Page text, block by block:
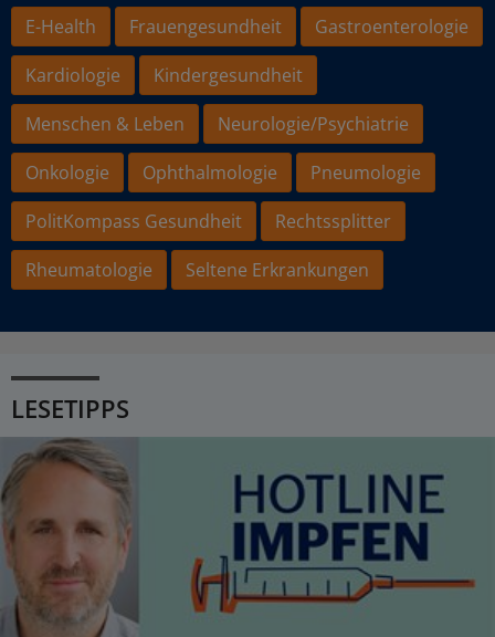
E-Health
Frauengesundheit
Gastroenterologie
Kardiologie
Kindergesundheit
Menschen & Leben
Neurologie/Psychiatrie
Onkologie
Ophthalmologie
Pneumologie
PolitKompass Gesundheit
Rechtssplitter
Rheumatologie
Seltene Erkrankungen
LESETIPPS